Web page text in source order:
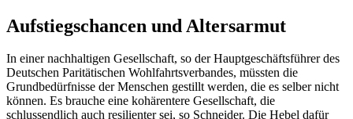
Aufstiegschancen und Altersarmut
In einer nachhaltigen Gesellschaft, so der Hauptgeschäftsführer des
Deutschen Paritätischen Wohlfahrtsverbandes, müssten die
Grundbedürfnisse der Menschen gestillt werden, die es selber nicht
können. Es brauche eine kohärentere Gesellschaft, die
schlussendlich auch resilienter sei, so Schneider. Die Hebel dafür